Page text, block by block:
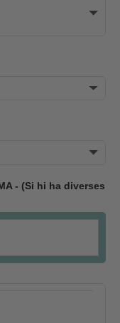
- (Si hi ha diverses